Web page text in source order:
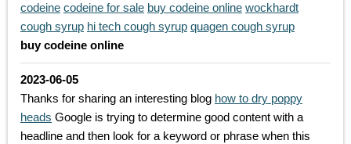
codeine codeine for sale buy codeine online wockhardt
cough syrup hi tech cough syrup quagen cough syrup
buy codeine online
2023-06-05
Thanks for sharing an interesting blog how to dry poppy
heads Google is trying to determine good content with a
headline and then look for a keyword or phrase when this